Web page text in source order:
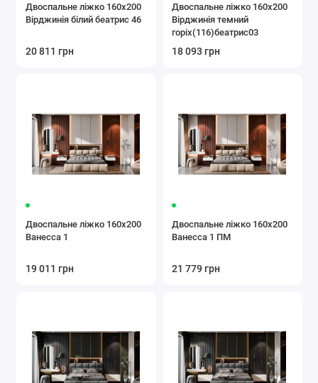
Двоспальне ліжко 160x200
Вірджинія білий беатрис 46
20 811 грн
Двоспальне ліжко 160x200
Вірджинія темний
горіх(116)беатрис03
18 093 грн
Двоспальне ліжко 160x200
Ванесса 1
19 011 грн
Двоспальне ліжко 160x200
Ванесса 1 ПМ
21 779 грн